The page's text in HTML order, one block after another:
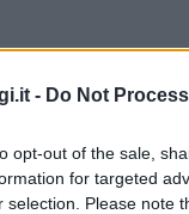
- Do Not
opt-out of the sale,
for targeted
selection. Please note
che ha
che un
di ricaricare il